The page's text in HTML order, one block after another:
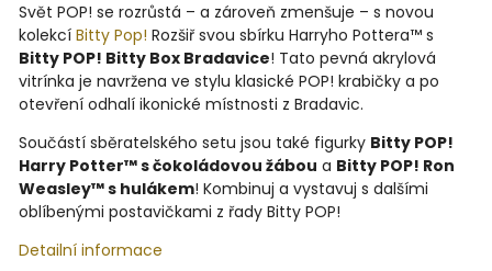
Svět POP! se rozrůstá – a zároveň zmenšuje – s novou
kolekcí Bitty Pop! Rozšiř svou sbírku Harryho Pottera™ s
Bitty POP! Bitty Box Bradavice! Tato pevná akrylová
vitrínka je navržena ve stylu klasické POP! krabičky a po
otevření odhalí ikonické místnosti z Bradavic.
Součástí sběratelského setu jsou také figurky Bitty POP!
Harry Potter™ s čokoládovou žábou a Bitty POP! Ron
Weasley™ s hulákem! Kombinuj a vystavuj s dalšími
oblíbenými postavičkami z řady Bitty POP!
Detailní informace